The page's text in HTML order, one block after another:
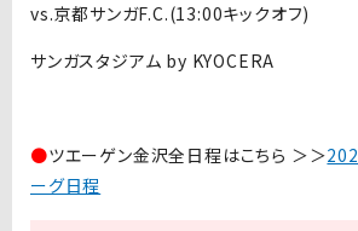
vs.京都サンガF.C.(13:00キックオフ)
サンガスタジアム by KYOCERA
●ツエーゲン金沢全日程はこちら ＞＞
ーグ日程